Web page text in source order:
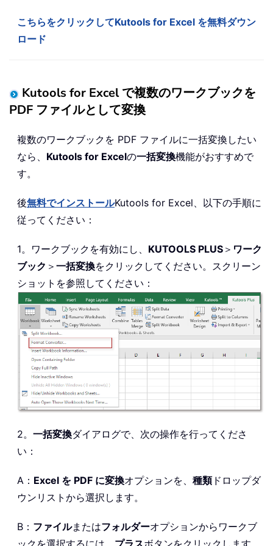
こちらをクリックしてKutools for Excel を無料ダウン
ロード
Kutools for Excel で複数のワークブックを
PDF ファイルとして変換
複数のワークブックを PDF ファイルに一括変換したい
なら、 Kutools for Excelの一括変換機能がおすすめで
す。
後無料でインストールKutools for Excel、以下の手順に
従ってください：
1。ワークブックを有効にし、 KUTOOLS PLUS ＞ ワーク
ブック ＞ 一括変換をクリックしてください。スクリーン
ショットを参照してください：
2。 一括変換ダイアログで、次の操作を行ってくださ
い：
A： Excel を PDF に変換オプションを、 種類ドロップダ
ウンリストから選択します。
B： ファイルまたはフォルダーオプションからワークブ